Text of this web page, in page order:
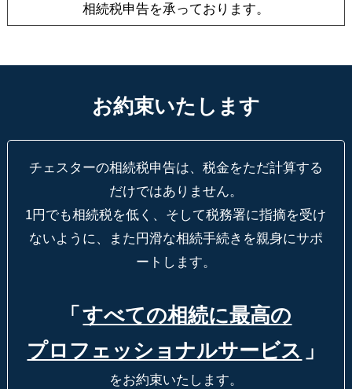
相続税申告を承っております。
お約束いたします
チェスターの相続税申告は、税金をただ計算する
だけではありません。
1円でも相続税を低く、そして税務署に指摘を受け
ないように、
また円滑な相続手続きを親身にサポ
ートします。
「 すべての相続に最高の
プロフェッショナルサービス 」
をお約束いたします。